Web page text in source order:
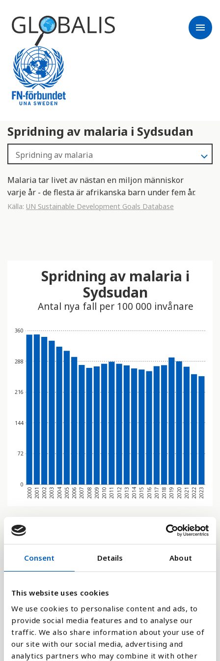
Consent Details About
This website uses cookies
We use cookies to personalise content and ads, to
provide social media features and to analyse our
traffic. We also share information about your use of
our site with our social media, advertising and
analytics partners who may combine it with other
menu
Spridning av malaria i Sydsudan
Malaria tar livet av nästan en miljon människor
varje år - de flesta är afrikanska barn under fem år.
Källa: UN Sustainable Development Goals Database
0
72
144
216
288
360
2000 2001 2002 2003 2004 2005 2006 2007 2008 2009 2010 2011 2012 2013 2014 2015 2016 2017 2018 2019 2020 2021 2022 2023
Spridning av malaria i
Sydsudan
Antal nya fall per 100 000 invånare
Stapeldiagram
Linje
Jämför med: